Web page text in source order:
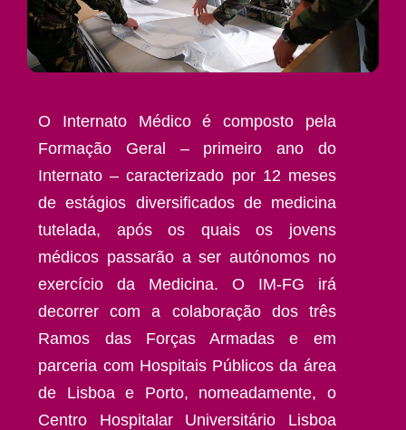
O Internato Médico é composto pela
Formação Geral – primeiro ano do
Internato – caracterizado por 12 meses
de estágios diversificados de medicina
tutelada, após os quais os jovens
médicos passarão a ser autónomos no
exercício da Medicina. O IM-FG irá
decorrer com a colaboração dos três
Ramos das Forças Armadas e em
parceria com Hospitais Públicos da área
de Lisboa e Porto, nomeadamente, o
Centro Hospitalar Universitário Lisboa